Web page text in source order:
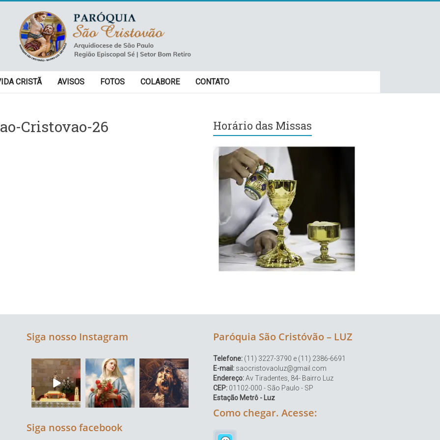
CRISTÃ AVISOS FOTOS COLABORE CONTATO
Cristovao-26 Horário das Missas
Siga nosso Instagram
Siga nosso facebook
Paróquia São Cristóvão – LUZ
Telefone: (11) 3227-3790 e (11) 2386-6691
E-mail: saocristovaoluz@gmail.com
Endereço:Av Tiradentes, 84- Bairro Luz
CEP: 01102-000 - São Paulo - SP
Estação Metrô - Luz
Como chegar. Acesse: